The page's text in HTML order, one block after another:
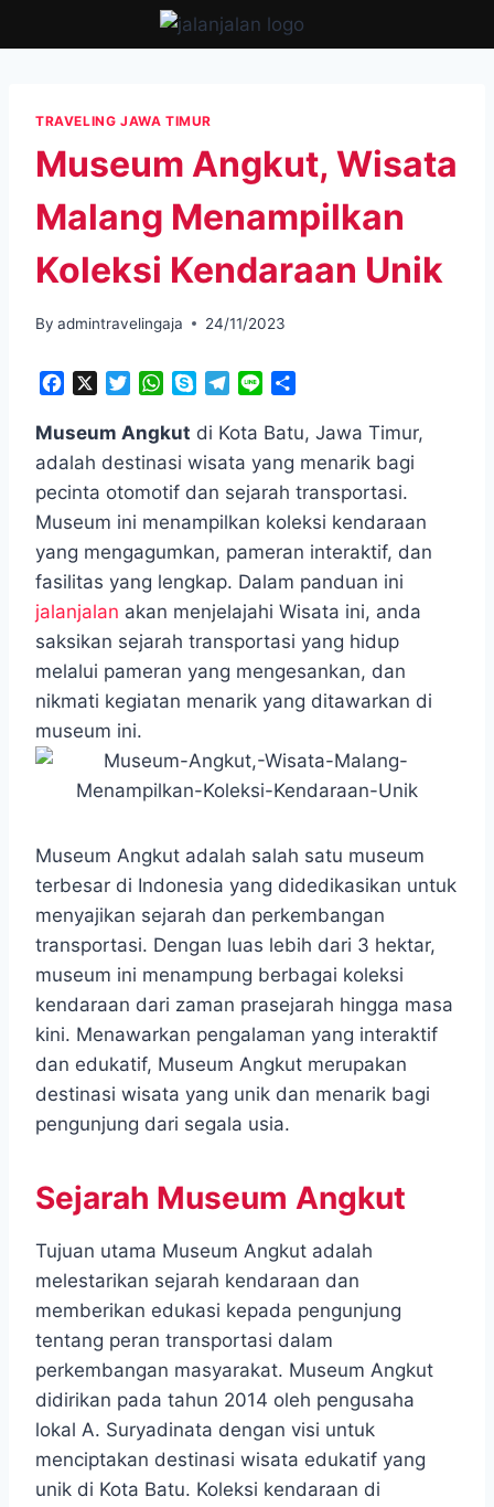
to
TRAVELING JAWA TIMUR
Museum Angkut, Wisata
Malang Menampilkan
Koleksi Kendaraan Unik
By admintravelingaja 24/11/2023
c
e
b
o
o
k
i
t
e
r
W
a
t
s
A
p
p
y
p
l
e
r
a
m
n
e
a
r
e
Museum Angkut di Kota Batu, Jawa Timur,
adalah destinasi wisata yang menarik bagi
pecinta otomotif dan sejarah transportasi.
Museum ini menampilkan koleksi kendaraan
yang mengagumkan, pameran interaktif, dan
fasilitas yang lengkap. Dalam panduan ini
jalanjalan akan menjelajahi Wisata ini, anda
saksikan sejarah transportasi yang hidup
melalui pameran yang mengesankan, dan
nikmati kegiatan menarik yang ditawarkan di
museum ini.
Museum Angkut adalah salah satu museum
terbesar di Indonesia yang didedikasikan untuk
menyajikan sejarah dan perkembangan
transportasi. Dengan luas lebih dari 3 hektar,
museum ini menampung berbagai koleksi
kendaraan dari zaman prasejarah hingga masa
kini. Menawarkan pengalaman yang interaktif
dan edukatif, Museum Angkut merupakan
destinasi wisata yang unik dan menarik bagi
pengunjung dari segala usia.
Sejarah Museum Angkut
Tujuan utama Museum Angkut adalah
melestarikan sejarah kendaraan dan
memberikan edukasi kepada pengunjung
tentang peran transportasi dalam
perkembangan masyarakat. Museum Angkut
didirikan pada tahun 2014 oleh pengusaha
lokal A. Suryadinata dengan visi untuk
menciptakan destinasi wisata edukatif yang
unik di Kota Batu. Koleksi kendaraan di